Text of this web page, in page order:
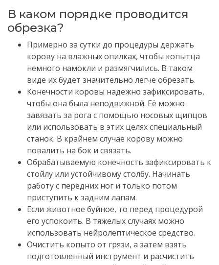
В каком порядке проводится
обрезка?
Примерно за сутки до процедуры держать
корову на влажных опилках, чтобы копытца
немного намокли и размягчились. В таком
виде их будет значительно легче обрезать.
Конечности коровы надежно зафиксировать,
чтобы она была неподвижной. Её можно
завязать за рога с помощью носовых щипцов
или использовать в этих целях специальный
станок. В крайнем случае корову можно
повалить на бок и связать.
Обрабатываемую конечность зафиксировать к
стойлу или устойчивому столбу. Начинать
работу с передних ног и только потом
приступить к задним лапам.
Если животное буйное, то перед процедурой
его успокоить. В тяжелых случаях можно
использовать нейролептическое средство.
Очистить копыто от грязи, а затем взять
подготовленный инструмент и расчистить